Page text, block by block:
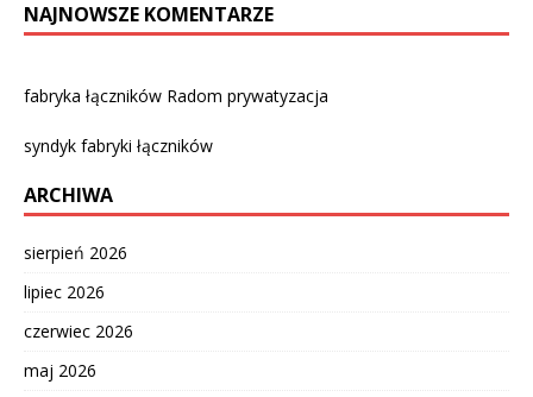
NAJNOWSZE KOMENTARZE
fabryka łączników Radom prywatyzacja
syndyk fabryki łączników
ARCHIWA
sierpień 2026
lipiec 2026
czerwiec 2026
maj 2026